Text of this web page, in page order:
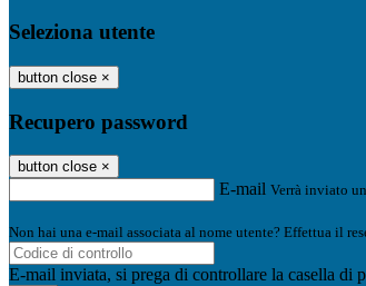
Seleziona utente
button close ×
Recupero password
button close ×
E-mail Verrà inviato
Non hai una e-mail associata al nome utente? Effettua il
E-mail inviata, si prega di controllare la casella di